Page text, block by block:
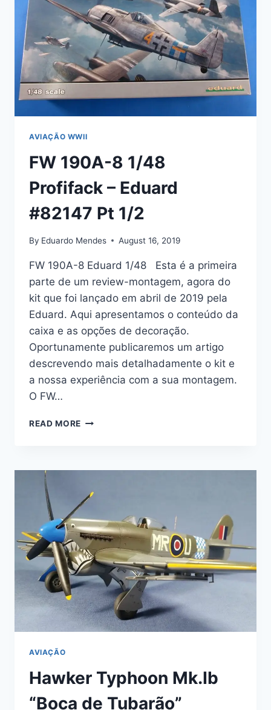
1/48
EDUARD
#11155
AVIAÇÃO WWII
FW 190A-8 1/48
Profifack – Eduard
#82147 Pt 1/2
By Eduardo Mendes August 16, 2019
FW 190A-8 Eduard 1/48 Esta é a primeira
parte de um review-montagem, agora do
kit que foi lançado em abril de 2019 pela
Eduard. Aqui apresentamos o conteúdo da
caixa e as opções de decoração.
Oportunamente publicaremos um artigo
descrevendo mais detalhadamente o kit e
a nossa experiência com a sua montagem.
O FW…
READ MORE FW
PROFIFACK
EDUARD
#82147
PT
1/2
AVIAÇÃO
Hawker Typhoon Mk.Ib
“Boca de Tubarão”